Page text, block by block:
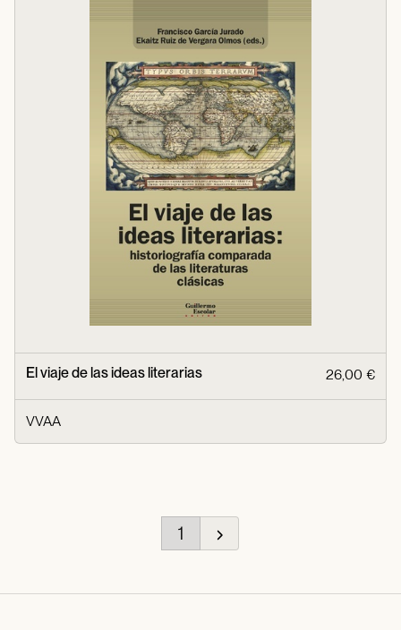
El viaje de las ideas literarias 26,00 €
VVAA
1